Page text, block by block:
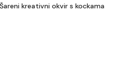
kreativni okvir s kockama